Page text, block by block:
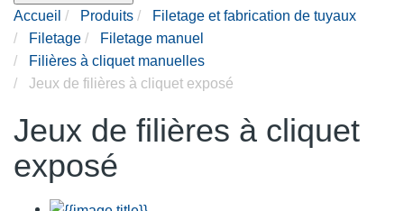
Accueil
Produits
Filetage et fabrication de tuyaux
Filetage
Filetage manuel
Filières à cliquet manuelles
Jeux de filières à cliquet exposé
Jeux de filières à cliquet
exposé